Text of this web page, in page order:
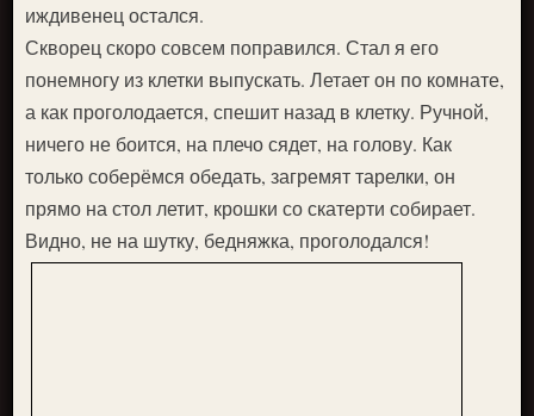
иждивенец остался.
Скворец скоро совсем поправился. Стал я его
понемногу из клетки выпускать. Летает он по комнате,
а как проголодается, спешит назад в клетку. Ручной,
ничего не боится, на плечо сядет, на голову. Как
только соберёмся обедать, загремят тарелки, он
прямо на стол летит, крошки со скатерти собирает.
Видно, не на шутку, бедняжка, проголодался!